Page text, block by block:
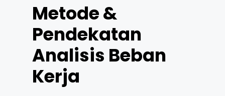
Metode &
Pendekatan
Analisis Beban
Kerja